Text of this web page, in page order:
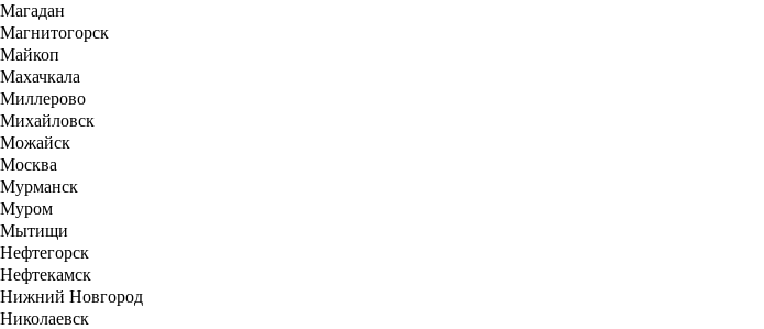
Магадан
Магнитогорск
Майкоп
Махачкала
Миллерово
Михайловск
Можайск
Москва
Мурманск
Муром
Мытищи
Нефтегорск
Нефтекамск
Нижний Новгород
Николаевск